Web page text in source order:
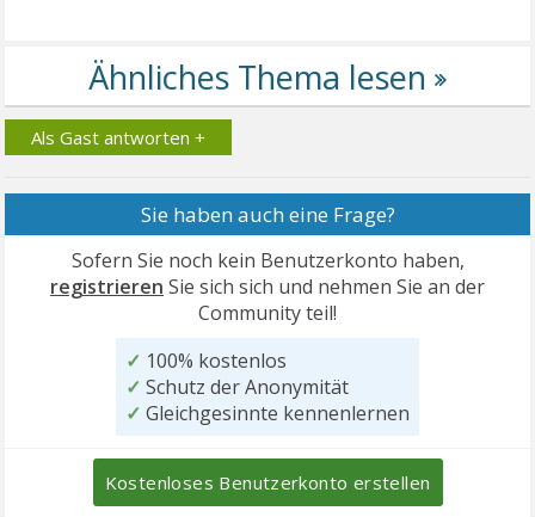
Als Gast antworten +
Sie haben auch eine Frage?
Sofern Sie noch kein Benutzerkonto haben,
registrieren Sie sich sich und nehmen Sie an der
Community teil!
✓ 100% kostenlos
✓ Schutz der Anonymität
✓ Gleichgesinnte kennenlernen
Kostenloses Benutzerkonto erstellen